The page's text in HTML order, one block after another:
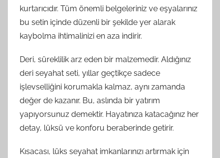
kurtarıcıdır. Tüm önemli belgeleriniz ve eşyalarınız
bu setin içinde düzenli bir şekilde yer alarak
kaybolma ihtimalinizi en aza indirir.
Deri, süreklilik arz eden bir malzemedir. Aldığınız
deri seyahat seti, yıllar geçtikçe sadece
işlevselliğini korumakla kalmaz, aynı zamanda
değer de kazanır. Bu, aslında bir yatırım
yapıyorsunuz demektir. Hayatınıza katacağınız her
detay, lüksü ve konforu beraberinde getirir.
Kısacası, lüks seyahat imkanlarınızı artırmak için